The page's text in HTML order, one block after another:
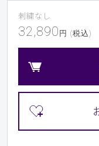
刺繍なし
32,890 円 (税込)